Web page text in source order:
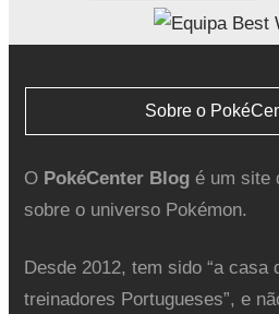
Sobre o
O PokéCenter Blogé um site
sobre o universo Pokémon.
Desde 2012, tem sido “a casa
treinadores Portugueses”, e